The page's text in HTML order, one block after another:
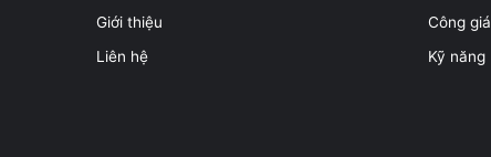
Giới thiệu
Liên hệ
Công
Kỹ năng